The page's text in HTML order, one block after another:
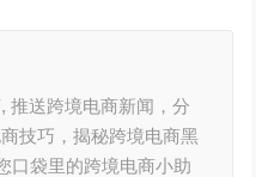
推送跨境电商新闻，分
技巧，揭秘跨境电商黑
口袋里的跨境电商小助